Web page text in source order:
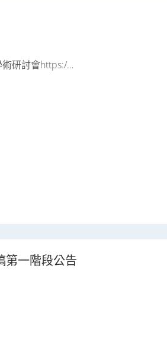
研討會https:/…
第一階段公告